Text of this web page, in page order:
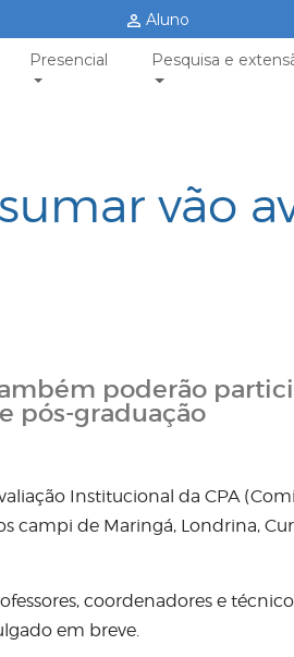
Aluno
Presencial Pesquisa e
vão
poderão
pós-graduação
Institucional da CPA
campi de Maringá, Londrina,
coordenadores e
em breve.